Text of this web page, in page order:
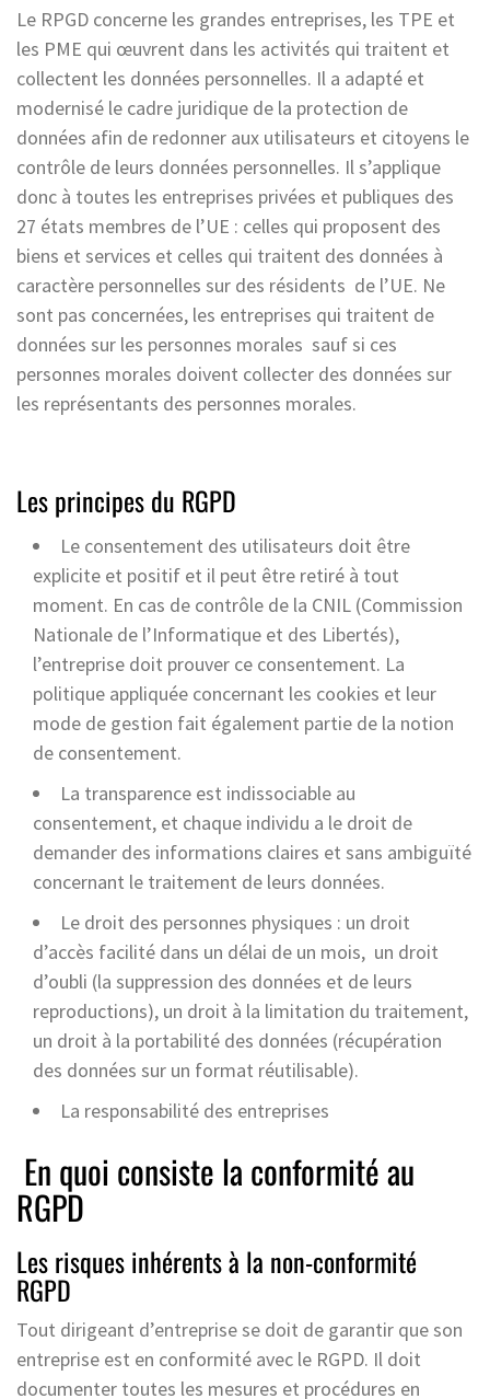
Le RPGD concerne les grandes entreprises, les TPE et
les PME qui œuvrent dans les activités qui traitent et
collectent les données personnelles. Il a adapté et
modernisé le cadre juridique de la protection de
données afin de redonner aux utilisateurs et citoyens le
contrôle de leurs données personnelles. Il s’applique
donc à toutes les entreprises privées et publiques des
27 états membres de l’UE : celles qui proposent des
biens et services et celles qui traitent des données à
caractère personnelles sur des résidents de l’UE. Ne
sont pas concernées, les entreprises qui traitent de
données sur les personnes morales sauf si ces
personnes morales doivent collecter des données sur
les représentants des personnes morales.
Les principes du RGPD
Le consentement des utilisateurs doit être
explicite et positif et il peut être retiré à tout
moment. En cas de contrôle de la CNIL (Commission
Nationale de l’Informatique et des Libertés),
l’entreprise doit prouver ce consentement. La
politique appliquée concernant les cookies et leur
mode de gestion fait également partie de la notion
de consentement.
La transparence est indissociable au
consentement, et chaque individu a le droit de
demander des informations claires et sans ambiguïté
concernant le traitement de leurs données.
Le droit des personnes physiques : un droit
d’accès facilité dans un délai de un mois, un droit
d’oubli (la suppression des données et de leurs
reproductions), un droit à la limitation du traitement,
un droit à la portabilité des données (récupération
des données sur un format réutilisable).
La responsabilité des entreprises
En quoi consiste la conformité au
RGPD
Les risques inhérents à la non-conformité
RGPD
Tout dirigeant d’entreprise se doit de garantir que son
entreprise est en conformité avec le RGPD. Il doit
documenter toutes les mesures et procédures en